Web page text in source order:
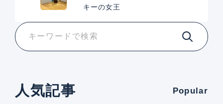
キーの女王
人気記事 Popular